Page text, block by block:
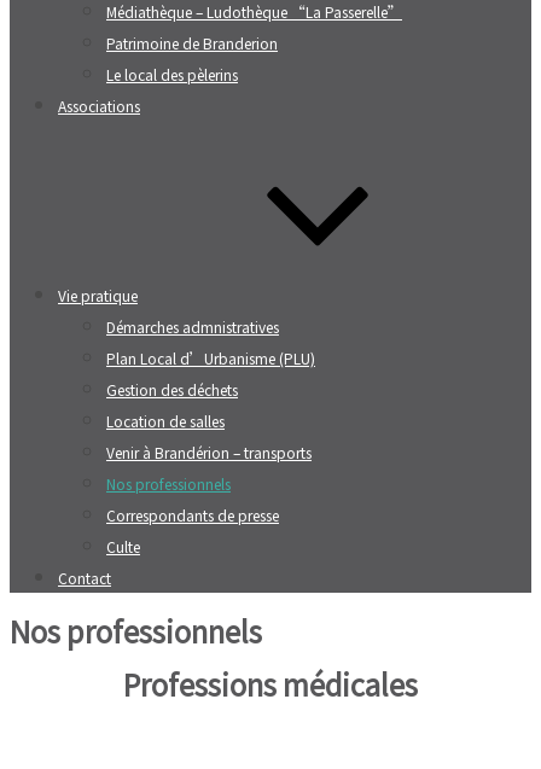
Médiathèque – Ludothèque “La Passerelle”
Patrimoine de Branderion
Le local des pèlerins
Associations
Vie pratique
Démarches admnistratives
Plan Local d’Urbanisme (PLU)
Gestion des déchets
Location de salles
Venir à Brandérion – transports
Nos professionnels
Correspondants de presse
Culte
Contact
Nos professionnels
Professions médicales